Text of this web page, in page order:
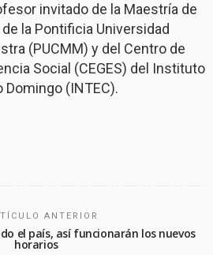
invitado de la Maestría de
la Pontificia Universidad
(PUCMM) y del Centro de
Social (CEGES) del Instituto
(INTEC).
ANTERIOR
el país, así funcionarán los nuevos
horarios